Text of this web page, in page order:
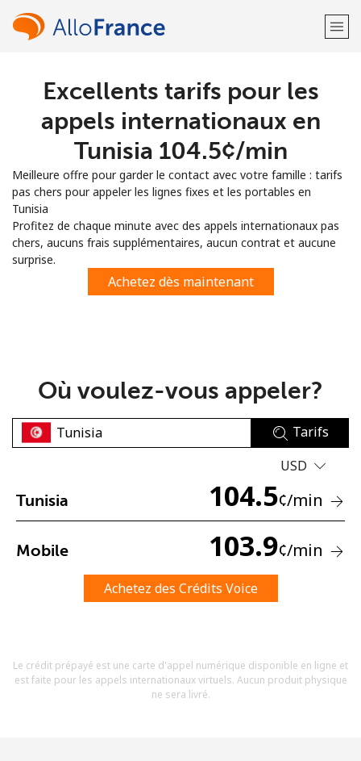
Bienvenue!
Vous avez déjà un compte?
S'enregistrer avec
ou
Aucun mot de passe créé
Un numéro
Restez en contact pour obtenir nos meilleures offres.
Excellents tarifs pour les
appels internationaux en
Tunisia ⁦104.5¢⁩/min
Meilleure offre pour garder le contact avec votre famille : tarifs
pas chers pour appeler les lignes fixes et les portables en
Tunisia
Profitez de chaque minute avec des appels internationaux pas
chers, aucuns frais supplémentaires, aucun contrat et aucune
surprise.
Achetez dès maintenant
Où voulez-vous appeler?
Tarifs
USD
Tunisia 104.5¢/min
Mobile 103.9¢/min
Achetez des Crédits Voice
Le crédit prépayé est une carte d'appel numérique disponible en ligne et
est faite pour les appels internationaux virtuels. Aucun produit physique
ne sera livré.